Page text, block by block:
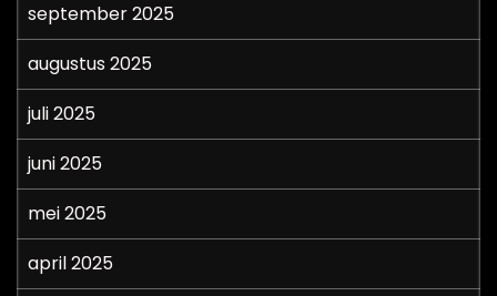
september 2025
augustus 2025
juli 2025
juni 2025
mei 2025
april 2025